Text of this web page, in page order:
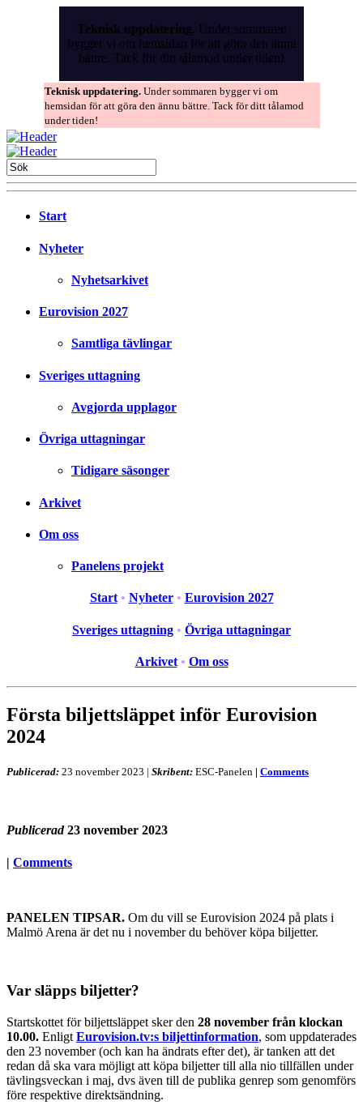
Teknisk uppdatering. Under sommaren
bygger vi om hemsidan för att göra den ännu
bättre. Tack för ditt tålamod under tiden!
Teknisk uppdatering. Under sommaren bygger vi om
hemsidan för att göra den ännu bättre. Tack för ditt tålamod
under tiden!
Start
Nyheter
Nyhetsarkivet
Eurovision 2027
Samtliga tävlingar
Sveriges uttagning
Avgjorda upplagor
Övriga uttagningar
Tidigare säsonger
Arkivet
Om oss
Panelens projekt
Start • Nyheter • Eurovision 2027
Sveriges uttagning • Övriga uttagningar
Arkivet • Om oss
Första biljettsläppet inför Eurovision
2024
Publicerad: 23 november 2023 | Skribent: ESC-Panelen | Comments
Publicerad 23 november 2023
| Comments
PANELEN TIPSAR. Om du vill se Eurovision 2024 på plats i
Malmö Arena är det nu i november du behöver köpa biljetter.
Var släpps biljetter?
Startskottet för biljettsläppet sker den 28 november från klockan
10.00. Enligt Eurovision.tv:s biljettinformation, som uppdaterades
den 23 november (och kan ha ändrats efter det), är tanken att det
redan då ska vara möjligt att köpa biljetter till alla nio tillfällen under
tävlingsveckan i maj, dvs även till de publika genrep som genomförs
före respektive direktsändning.